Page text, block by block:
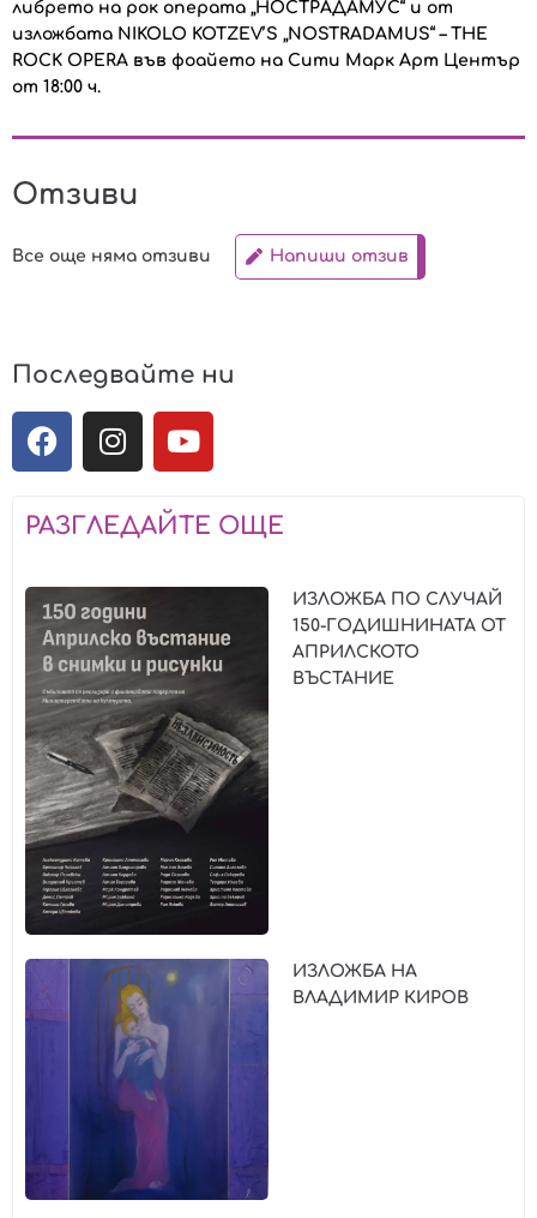
либрето на рок операта „НОСТРАДАМУС“ и от
изложбата NIKOLO KOTZEV’S „NOSTRADAMUS“ – THE
ROCK OPERA във фоайето на Сити Марк Арт Център
от 18:00 ч.
Отзиви
Все още няма отзиви Напиши отзив
Последвайте ни
РАЗГЛЕДАЙТЕ ОЩЕ
ИЗЛОЖБА ПО СЛУЧАЙ
150-ГОДИШНИНАТА ОТ
АПРИЛСКОТО
ВЪСТАНИЕ
ИЗЛОЖБА НА
ВЛАДИМИР КИРОВ